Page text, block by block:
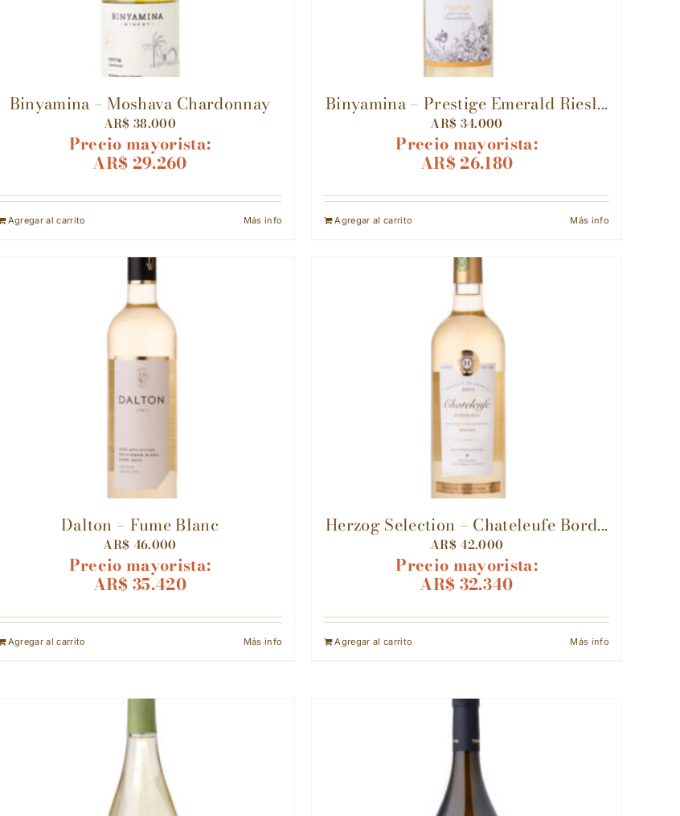
Binyamina – Moshava Chardonnay
AR$ 38.000
Precio mayorista:
AR$ 29.260
Agregar al carrito Más info
Binyamina – Prestige Emerald Riesl...
AR$ 34.000
Precio mayorista:
AR$26.180
Agregar al carrito Más info
Dalton – Fume Blanc
AR$ 46.000
Precio mayorista:
AR$ 35.420
Agregar al carrito Más info
Herzog Selection – Chateleufe Bord...
AR$ 42.000
Precio mayorista:
AR$ 32.340
Agregar al carrito Más info